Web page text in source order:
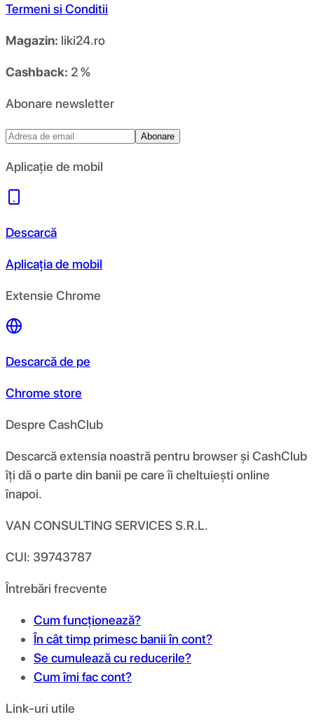
Termeni si Conditii
Magazin: liki24.ro
Cashback: 2 %
Abonare newsletter
Abonare
Aplicație de mobil
Descarcă
Aplicația de mobil
Extensie Chrome
Descarcă de pe
Chrome store
Despre CashClub
Descarcă extensia noastră pentru browser și CashClub
îți dă o parte din banii pe care îi cheltuiești online
înapoi.
VAN CONSULTING SERVICES S.R.L.
CUI: 39743787
Întrebări frecvente
Cum funcționează?
În cât timp primesc banii în cont?
Se cumulează cu reducerile?
Cum îmi fac cont?
Link-uri utile